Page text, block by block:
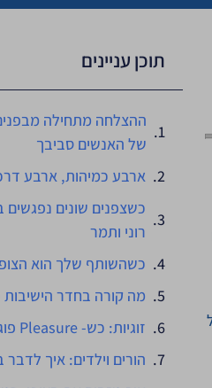
תוכן עניינים
ההצלחה מתחילה
של האנשים סביבך
ארבע כמיהות, ארבע
כשצפנים שונים
רוני ותמר
כשהשותף שלך הוא
מה קורה בחדר
זוגיות: כש- Pleasure פוגש Empower
הורים וילדים: איך